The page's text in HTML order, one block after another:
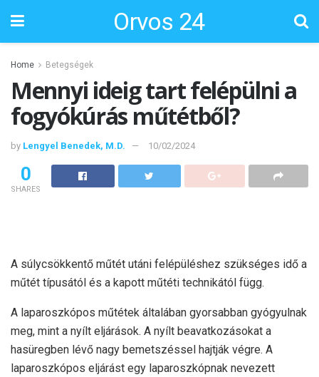
Orvos 24
Home Betegségek
Mennyi ideig tart felépülni a
fogyókúrás műtétből?
by Lengyel Benedek, M.D. 10/02/2024
0
SHARES
A súlycsökkentő műtét utáni felépüléshez szükséges idő a
műtét típusától és a kapott műtéti technikától függ.
A laparoszkópos műtétek általában gyorsabban gyógyulnak
meg, mint a nyílt eljárások. A nyílt beavatkozásokat a
hasüregben lévő nagy bemetszéssel hajtják végre. A
laparoszkópos eljárást egy laparoszkópnak nevezett